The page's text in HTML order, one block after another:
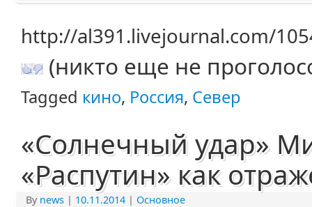
http://al391.livejournal.com/
(никто еще не
Tagged кино, Россия, Север
«Солнечный удар»
«Распутин» как
By news | 10.11.2014 | Основное